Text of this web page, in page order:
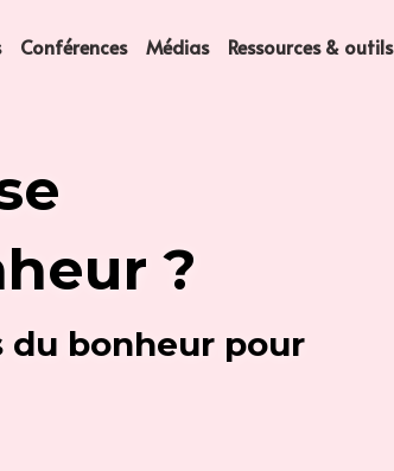
Conférences Médias Ressources & outils
?
du bonheur pour